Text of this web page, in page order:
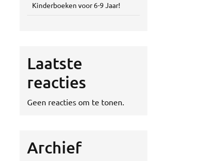
Kinderboeken voor 6-9 Jaar!
Laatste
reacties
Geen reacties om te tonen.
Archief